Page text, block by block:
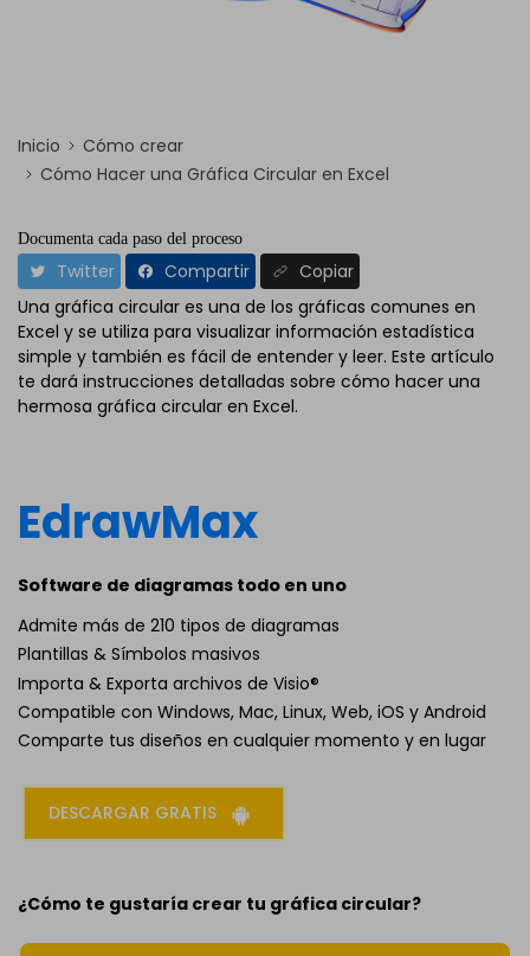
Inicio
Cómo crear
Cómo Hacer una Gráfica Circular en Excel
Documenta cada paso del proceso
Twitter Compartir
Copiar
Una gráfica circular es una de los gráficas comunes en
Excel y se utiliza para visualizar información estadística
simple y también es fácil de entender y leer. Este artículo
te dará instrucciones detalladas sobre cómo hacer una
hermosa gráfica circular en Excel.
EdrawMax
Software de diagramas todo en uno
Admite más de 210 tipos de diagramas
Plantillas & Símbolos masivos
Importa & Exporta archivos de Visio®
Compatible con Windows, Mac, Linux, Web, iOS y Android
Comparte tus diseños en cualquier momento y en lugar
DESCARGAR GRATIS
¿Cómo te gustaría crear tu gráfica circular?